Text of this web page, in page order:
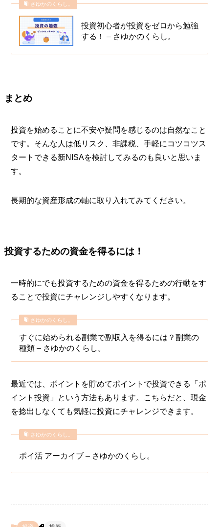
さゆかのくらし。
投資初心者が投資をゼロから勉強
する！ – さゆかのくらし。
まとめ
投資を始めることに不安や疑問を感じるのは自然なこと
です。そんな人は低リスク、非課税、手軽にコツコツス
タートできる新NISAを検討してみるのも良いと思いま
す。
長期的な資産形成の軸に取り入れてみてください。
投資するための資金を得るには！
一時的にでも投資するための資金を得るための行動をす
ることで投資にチャレンジしやすくなります。
さゆかのくらし。
すぐに始められる副業で副収入を得るには？副業の
種類 – さゆかのくらし。
最近では、ポイントを貯めてポイントで投資できる「ポ
イント投資」という方法もあります。こちらだと、現金
を捻出しなくても気軽に投資にチャレンジできます。
さゆかのくらし。
ポイ活 アーカイブ – さゆかのくらし。